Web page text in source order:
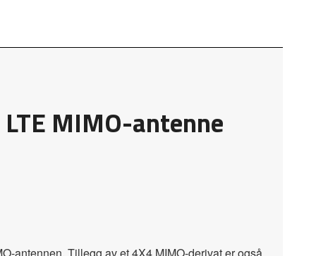
MIMO-antenne